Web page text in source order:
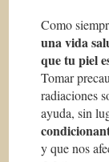
Como
una vida
que tu piel
Tomar
radiaciones
ayuda, sin
y que nos